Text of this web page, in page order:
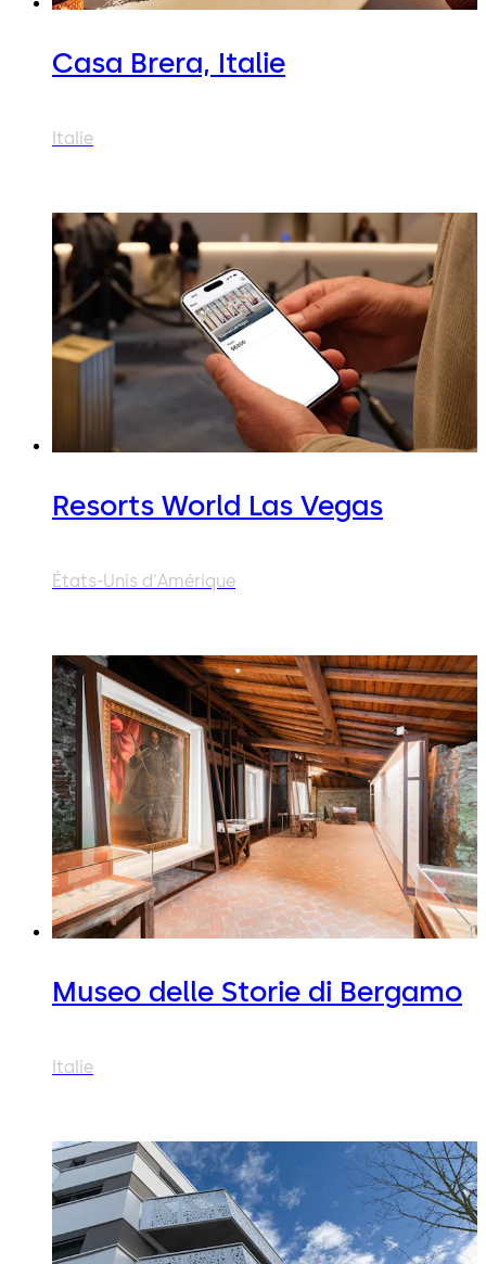
Casa Brera, Italie
Italie
Resorts World Las Vegas
États-Unis d'Amérique
Museo delle Storie di Bergamo
Italie